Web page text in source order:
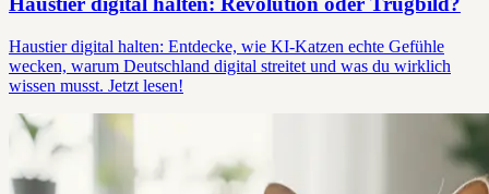
Haustier digital halten: Entdecke, wie KI-Katzen echte Gefühle
wecken, warum Deutschland digital streitet und was du wirklich
wissen musst. Jetzt lesen!